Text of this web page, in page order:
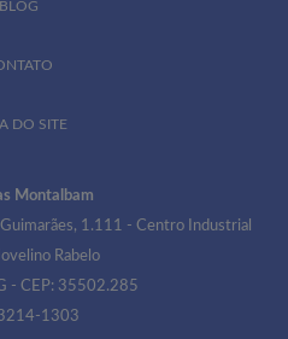
BLOG
DO SITE
Montalbam
1.111 - Centro Industrial
Rabelo
- CEP: 35502.285
1303